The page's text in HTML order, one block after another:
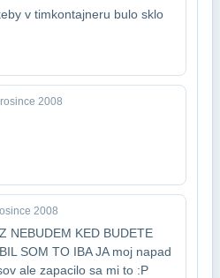
v tim​kontajneru bulo sklo
2008
2008
NEBUDEM KED BUDETE
SOM TO IBA JA moj napad
ale zapacilo sa mi to :P